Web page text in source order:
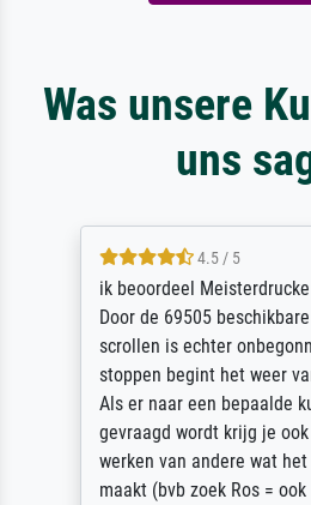
Was unsere
uns
4.5 / 5
ik beoordeel
Door de 69505
scrollen is echter
stoppen begint het weer
Als er naar een bepaalde
gevraagd wordt krijg je
werken van andere wat
maakt (bvb zoek Ros =